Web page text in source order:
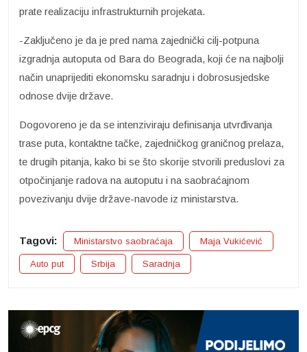
prate realizaciju infrastrukturnih projekata.
-Zaključeno je da je pred nama zajednički cilj-potpuna
izgradnja autoputa od Bara do Beograda, koji će na najbolji
način unaprijediti ekonomsku saradnju i dobrosusjedske
odnose dvije države.
Dogovoreno je da se intenziviraju definisanja utvrđivanja
trase puta, kontaktne tačke, zajedničkog graničnog prelaza,
te drugih pitanja, kako bi se što skorije stvorili preduslovi za
otpočinjanje radova na autoputu i na saobraćajnom
povezivanju dvije države-navode iz ministarstva.
Tagovi: Ministarstvo saobraćaja Maja Vukićević
Auto put Srbija Saradnja